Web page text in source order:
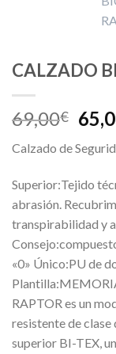
CALZADO
69,00€
Calzado de
Superior:Tejido
abrasión.
transpirabilidad y
«0» Único:PU de
RAPTOR es un
resistente de clase
superior BI-TEX,